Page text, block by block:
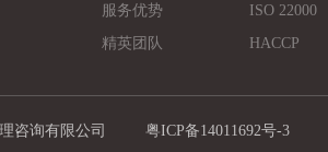
服务优势
精英团队
ISO 22000
HACCP
咨询有限公司 粤ICP备14011692号-3